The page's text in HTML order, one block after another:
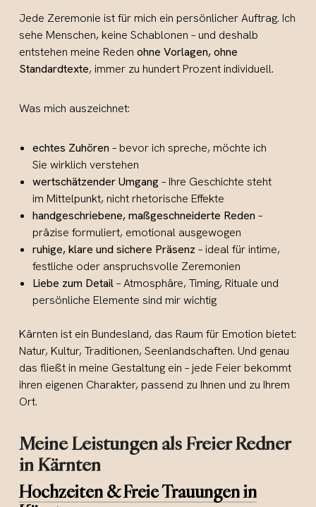
Jede Zeremonie ist für mich ein persönlicher Auftrag. Ich
sehe Menschen, keine Schablonen – und deshalb
entstehen meine Redenohne Vorlagen, ohne
Standardtexte, immer zu hundert Prozent individuell.
Was mich auszeichnet:
echtes Zuhören – bevor ich spreche, möchte ich
Sie wirklich verstehen
wertschätzender Umgang– Ihre Geschichte steht
im Mittelpunkt, nicht rhetorische Effekte
handgeschriebene, maßgeschneiderte Reden –
präzise formuliert, emotional ausgewogen
ruhige, klare und sichere Präsenz – ideal für intime,
festliche oder anspruchsvolle Zeremonien
Liebe zum Detail– Atmosphäre, Timing, Rituale und
persönliche Elemente sind mir wichtig
Kärnten ist ein Bundesland, das Raum für Emotion bietet:
Natur, Kultur, Traditionen, Seenlandschaften. Und genau
das fließt in meine Gestaltung ein – jede Feier bekommt
ihren eigenen Charakter, passend zu Ihnen und zu Ihrem
Ort.
Meine Leistungen als Freier Redner
in Kärnten
Hochzeiten & Freie Trauungen in